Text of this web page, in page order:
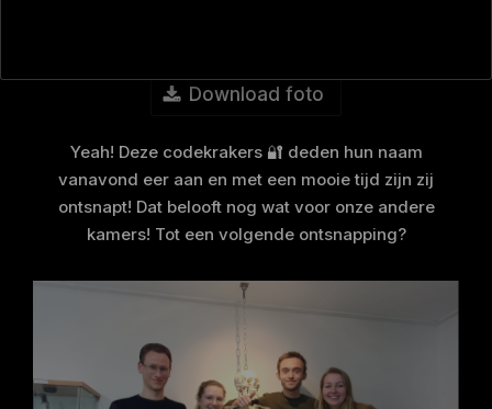
Download foto
Yeah! Deze codekrakers 🔐 deden hun naam
vanavond eer aan en met een mooie tijd zijn zij
ontsnapt! Dat belooft nog wat voor onze andere
kamers! Tot een volgende ontsnapping?